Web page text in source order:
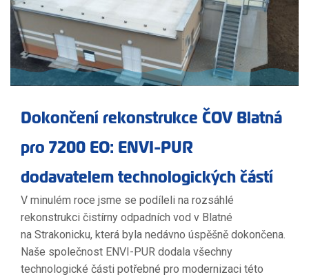
Dokončení rekonstrukce ČOV Blatná
pro 7200 EO: ENVI-PUR
dodavatelem technologických částí
V minulém roce jsme se podíleli na rozsáhlé
rekonstrukci čistírny odpadních vod v Blatné
na Strakonicku, která byla nedávno úspěšně dokončena.
Naše společnost ENVI-PUR dodala všechny
technologické části potřebné pro modernizaci této